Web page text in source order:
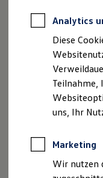
Kfz-
Anpfiff zum
Elektroautos
Der
Impressum &
Analytics
Diese
Teilnahme,
uns, Ihr
Marketing
Wir nutzen